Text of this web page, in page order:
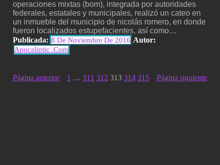
operaciones mixtas (bom), integrada por autoridades
federales, estatales y municipales, realizó un cateo en
un inmueble del municipio de nicolás romero, en donde
fueron localizados estupefacientes, así como…
Publicada: 8 De Noviembre De 2016 Autor:
Apocaliptic .com
Página anterior 1 … 311 312 313 314 315 Página siguiente